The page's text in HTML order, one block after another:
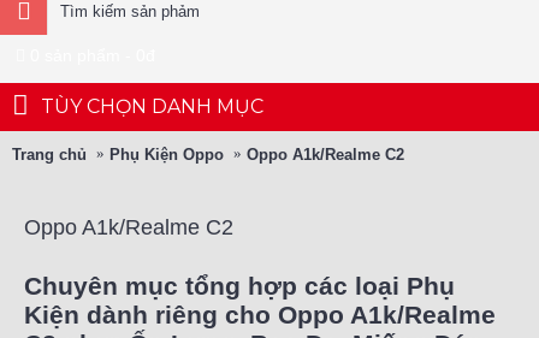
TÙY CHỌN DANH MỤC
Trang chủ Phụ Kiện Oppo Oppo A1k/Realme C2
Oppo A1k/Realme C2
Chuyên mục tổng hợp các loại Phụ
Kiện dành riêng cho Oppo A1k/Realme